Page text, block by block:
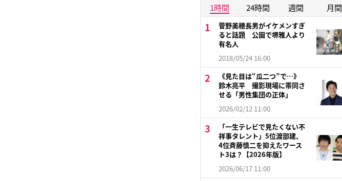
1時間 24時間 週間 月間
菅野美穂長男がイケメンすぎ
ると話題 公園で堺雅人より
有名人
2018/05/24 16:00
《見た目は“瓜二つ”で…》
鈴木亮平 撮影現場に帯同さ
せる「男性集団の正体」
2026/02/12 11:00
「一生テレビで見たくない不
祥事タレント」5位渡部建、
4位斉藤慎二を抑えたワース
ト3は？【2026年版】
2026/06/17 11:00